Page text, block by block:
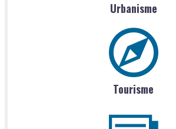
Urbanisme
Tourisme